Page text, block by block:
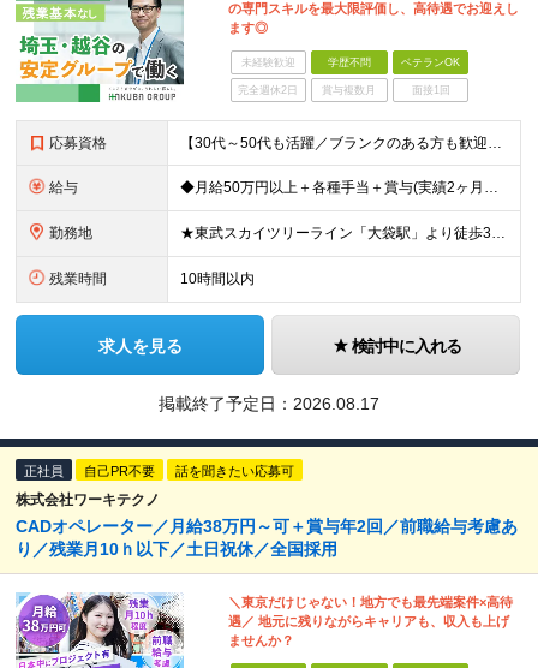
の専門スキルを最大限評価し、高待遇でお迎えし
ます◎
未経験歓迎 学歴不問 ベテランOK
完全週休2日 賞与複数月 面接1回
応募資格 【30代～50代も活躍／ブランクのある方も歓迎します】 ●1級建築士または2級建築士の資格をお持ちの方 ※学歴不問 ★こんな方を歓迎します！ ・年齢や体力面を考慮して、ゆとりある働き方にシフトしたい
給与 ◆月給50万円以上＋各種手当＋賞与(実績2ヶ月分) 【手当でさらに収入アップ！】 ★資格手当：1級建築士（月8万円）、2級建築士（月4万円）などを別途支給。 入社後に資格を取得して、大幅な給与アップ
勤務地 ★東武スカイツリーライン「大袋駅」より徒歩3分！車通勤もOK ◆埼玉県越谷市大字袋山1361-16 ※白馬グループ内で配属の可能性あり ※(変更の範囲)上記を除く当社関連勤務地
残業時間 10時間以内
求人を見る 検討中に入れる
掲載終了予定日： 2026.08.17
正社員 自己PR不要 話を聞きたい応募可
株式会社ワーキテクノ
CADオペレーター／月給38万円～可＋賞与年2回／前職給与考慮あ
り／残業月10ｈ以下／土日祝休／全国採用
＼東京だけじゃない！地方でも最先端案件×高待
遇／ 地元に残りながらキャリアも、収入も上げ
ませんか？